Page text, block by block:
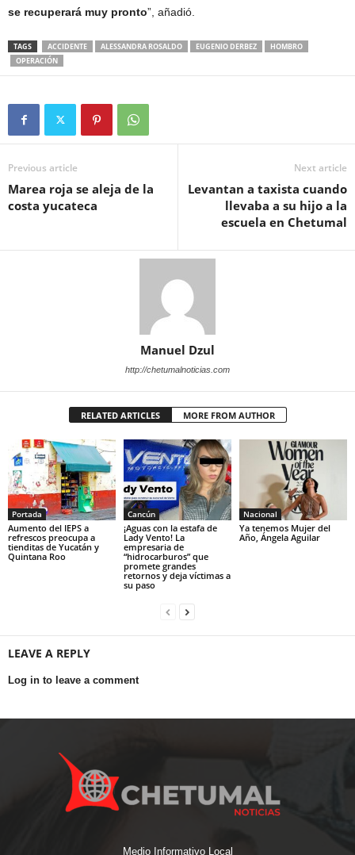
se recuperará muy pronto”, añadió.
TAGS ACCIDENTE ALESSANDRA ROSALDO EUGENIO DERBEZ
HOMBRO
OPERACIÓN
Previous article
Marea roja se aleja de la
costa yucateca
Next article
Levantan a taxista cuando
llevaba a su hijo a la
escuela en Chetumal
Manuel Dzul
http://chetumalnoticias.com
RELATED ARTICLES MORE FROM AUTHOR
Portada
Aumento del IEPS a
refrescos preocupa a
tienditas de Yucatán y
Quintana Roo
Cancún
¡Aguas con la estafa de
Lady Vento! La
empresaria de
“hidrocarburos” que
promete grandes
retornos y deja víctimas a
su paso
Nacional
Ya tenemos Mujer del
Año, Ángela Aguilar
LEAVE A REPLY
Log in to leave a comment
Medio Informativo Local